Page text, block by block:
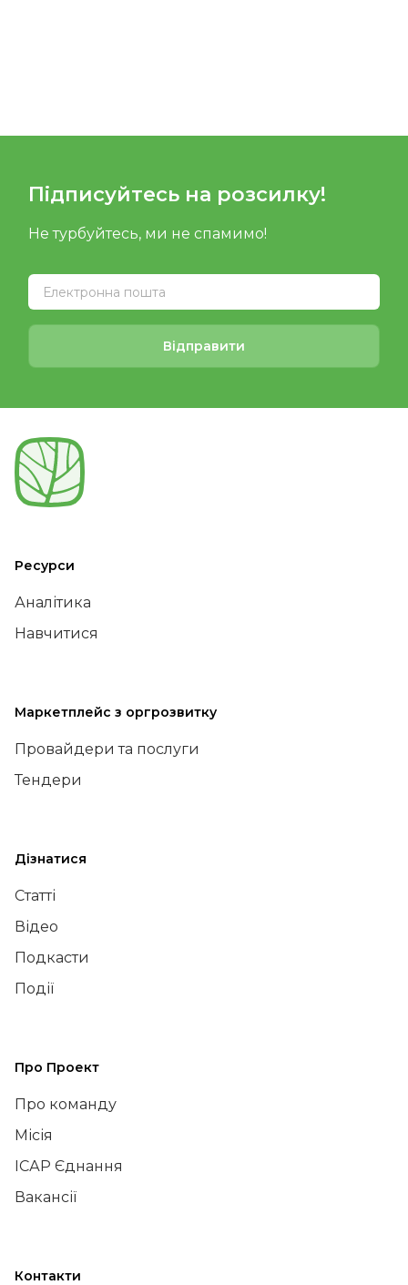
Підписуйтесь на розсилку!
Не турбуйтесь, ми не спамимо!
Відправити
Ресурси
Аналітика
Навчитися
Маркетплейс з оргрозвитку
Провайдери та послуги
Тендери
Дізнатися
Статті
Відео
Подкасти
Події
Про Проект
Про команду
Місія
ІСАР Єднання
Вакансії
Контакти